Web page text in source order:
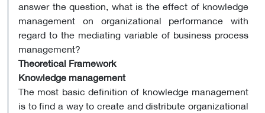
answer the question, what is the effect of knowledge
management on organizational performance with
regard to the mediating variable of business process
management?
Theoretical Framework
Knowledge management
The most basic definition of knowledge management
is to find a way to create and distribute organizational